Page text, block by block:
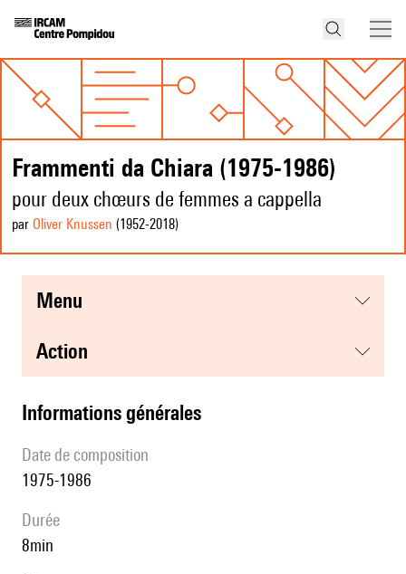
Frammenti da Chiara (1975-1986)
pour deux chœurs de femmes a cappella
par Oliver Knussen (1952-2018)
menu
action
informations générales
date de composition
1975-1986
durée
8min